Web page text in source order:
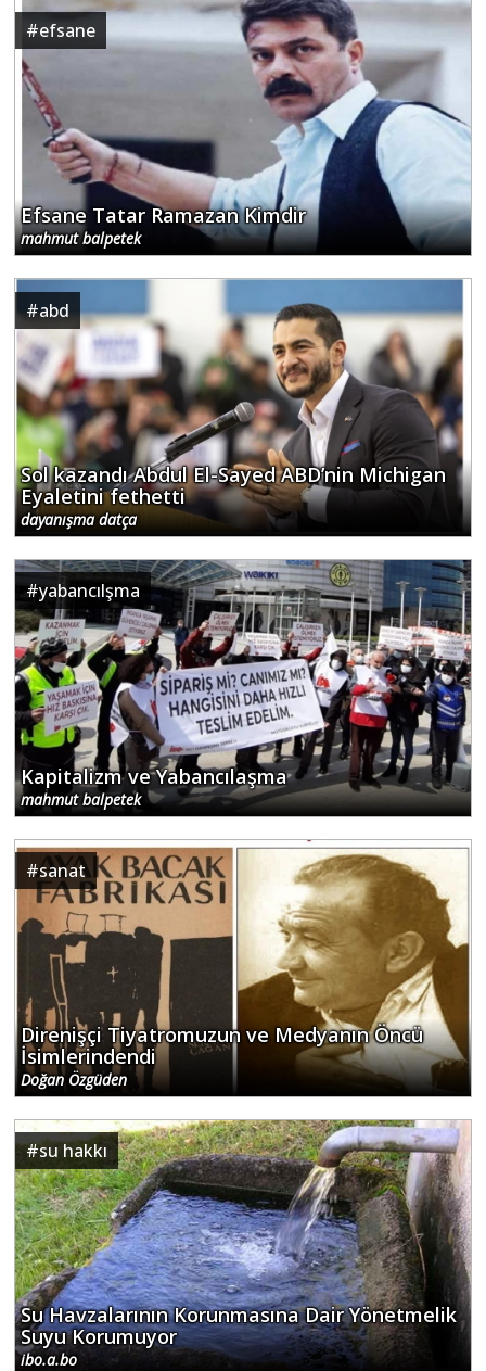
#efsane
Efsane Tatar Ramazan Kimdir
mahmut balpetek
#abd
Sol kazandı Abdul El-Sayed ABD’nin Michigan
Eyaletini fethetti
dayanışma datça
#yabancılşma
Kapitalizm ve Yabancılaşma
mahmut balpetek
#sanat
Direnişçi Tiyatromuzun ve Medyanın Öncü
İsimlerindendi
Doğan Özgüden
#su hakkı
Su Havzalarının Korunmasına Dair Yönetmelik
Suyu Korumuyor
ibo.a.bo